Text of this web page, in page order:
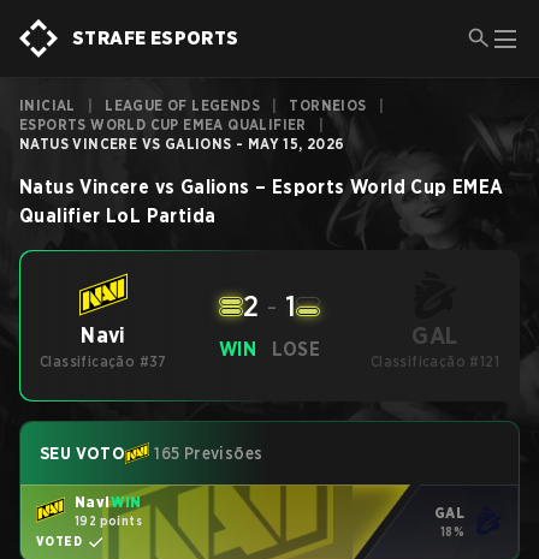
STRAFE ESPORTS
INICIAL LEAGUE OF LEGENDS TORNEIOS
ESPORTS WORLD CUP EMEA QUALIFIER
NATUS VINCERE VS GALIONS - MAY 15, 2026
Natus Vincere vs Galions – Esports World Cup EMEA
Qualifier LoL Partida
Navi
Classificação #37
WIN
2 - 1
LOSE GAL
Classificação #121
SEU VOTO 165 Previsões
NaviWIN
192 points
VOTED
GAL
18%